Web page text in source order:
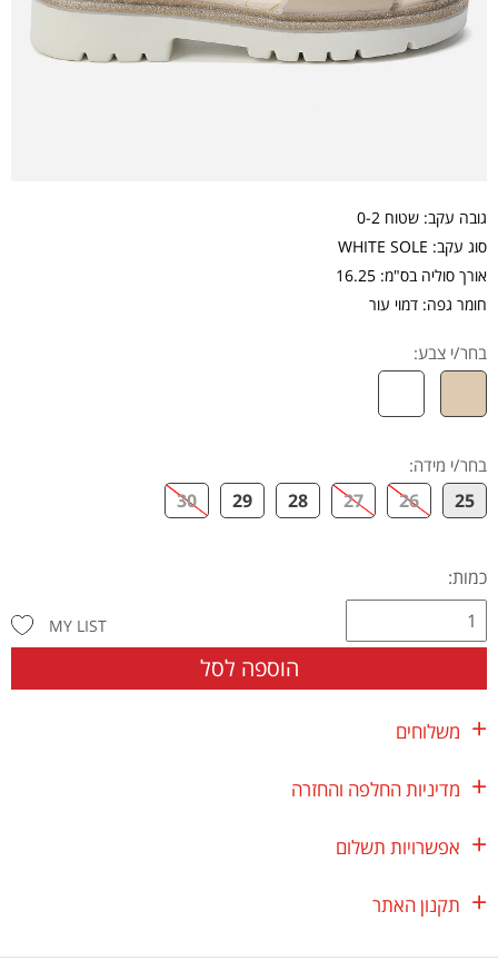
גובה עקב: שטוח 0-2
סוג עקב: WHITE SOLE
אורך סוליה בס"מ: 16.25
חומר גפה: דמוי עור
בחר/י צבע:
בחר/י מידה:
25
26
27
28
29
30
כמות:
הוספה לסל
MY LIST
משלוחים
מדיניות החלפה והחזרה
אפשרויות תשלום
תקנון האתר